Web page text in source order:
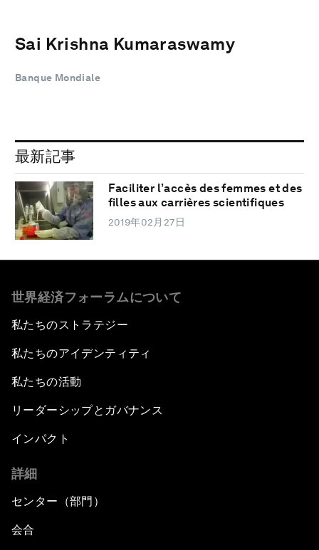
Sai Krishna Kumaraswamy
Banque Mondiale
最新記事
Faciliter l’accès des femmes et des
filles aux carrières scientifiques
2019年02月27日
世界経済フォーラムについて
私たちのストラテジー
私たちのアイデンティティ
私たちの活動
リーダーシップとガバナンス
インパクト
詳細
センター（部門）
会合